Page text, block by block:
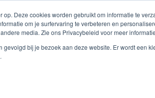
op. Deze cookies worden gebruikt om informatie te
om je surfervaring te verbeteren en
media. Zie ons Privacybeleid voor meer
bij je bezoek aan deze website. Er wordt een